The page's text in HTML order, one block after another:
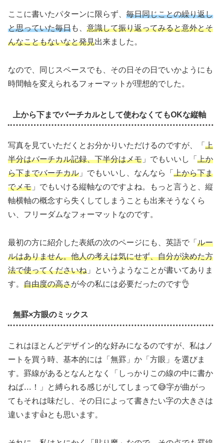
ここに書いたパターンに限らず、 毎日同じことの繰り返し
と思っていた毎日も、 意識して振り返ってみると意外とそ
んなこともないなと発見出来ました。
なので、同じスペースでも、その日その日でいかようにも
時間軸を変えられるフォーマットが理想的でした。
上から下までバーチカルとして使わなくてもOKな縦軸
写真を見ていただくとお分かりいただけるのですが、「 上
半分はバーチカル記録、下半分はメモ 」でもいいし「 上か
ら下までバーチカル 」でもいいし、なんなら「 上から下ま
でメモ 」でもいける縦軸なのですよね。もっと言うと、縦
軸横軸の概念すら失くしてしまうことも出来そうなくら
い、フリーダムなフォーマットなのです。
最初の方に紹介した表紙の次のページにも、英語で「 ルー
ルはありません。他人の考えは気にせず、自分が決めた方
法で使ってくださいね 」というようなことが書いてありま
す。 自由度の高さが今の私には必要だったのです👌
無罫×方眼のミックス
これはほとんどデザイン的な好みになるのですが、私はノ
ートを買う時、基本的には「無罫」か「方眼」を選びま
す。罫線があるとなんとなく「しっかりこの線の中に書か
ねば…！」と縛られる感じがしてしまって😅字が曲がっ
てもそれは味だし、その日によって書きたい字の大きさは
違います👍とも思います。